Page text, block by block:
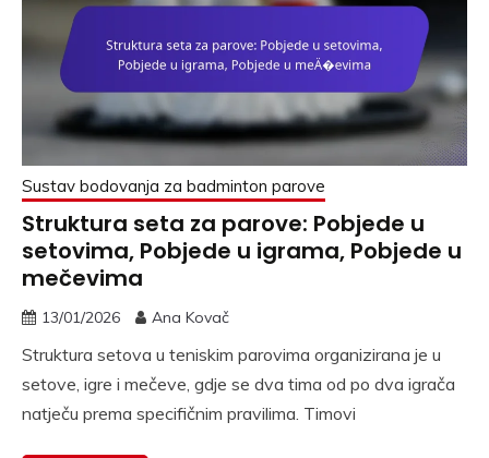
Sustav bodovanja za badminton parove
Struktura seta za parove: Pobjede u
setovima, Pobjede u igrama, Pobjede u
mečevima
13/01/2026 Ana Kovač
Struktura setova u teniskim parovima organizirana je u
setove, igre i mečeve, gdje se dva tima od po dva igrača
natječu prema specifičnim pravilima. Timovi